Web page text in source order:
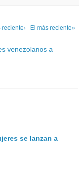
reciente› El más reciente»
venezolanos a
se lanzan a